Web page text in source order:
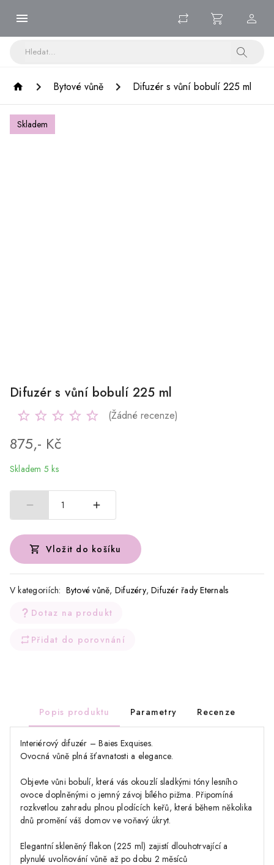
Bytové vůně Difuzér s vůní bobulí 225 ml
Skladem
Difuzér s vůní bobulí 225 ml
(Žádné recenze)
875,- Kč
Skladem 5 ks
1
Vložit do košíku
V kategoriích: Bytové vůně, Difuzéry,Difuzér řady Eternals
Dotaz na produkt
Přidat do porovnání
Popis produktu Parametry Recenze
Interiérový difuzér – Baies Exquises.
Ovocná vůně plná šťavnatosti a elegance.
Objevte vůni bobulí, která vás okouzlí sladkými tóny lesního
ovoce doplněnými o jemný závoj bílého pižma. Připomíná
rozkvetlou zahradu plnou plodících keřů, která během několika
dnů promění váš domov ve voňavý úkryt.
Elegantní skleněný flakon (225 ml) zajistí dlouhotrvající a
plynulé uvolňování vůně až po dobu 2 měsíců